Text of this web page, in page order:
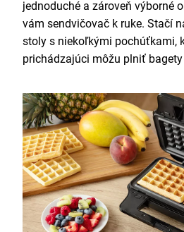
jednoduché a zároveň výborné
vám sendvičovač k ruke. Stačí
stoly s niekoľkými pochúťkami,
prichádzajúci môžu plniť